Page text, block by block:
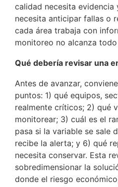
calidad necesita evidencia
necesita anticipar fallas o
cada área trabaja con
monitoreo no alcanza
Qué debería revisar una
Antes de avanzar,
puntos: 1) qué equipos,
realmente críticos; 2) qué
monitorear; 3) cuál es el
pasa si la variable se sale
recibe la alerta; y 6) qué
necesita conservar. Esta
sobredimensionar la
donde el riesgo